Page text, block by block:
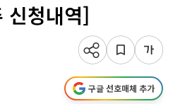
신청내역]
구글 선호매체 추가